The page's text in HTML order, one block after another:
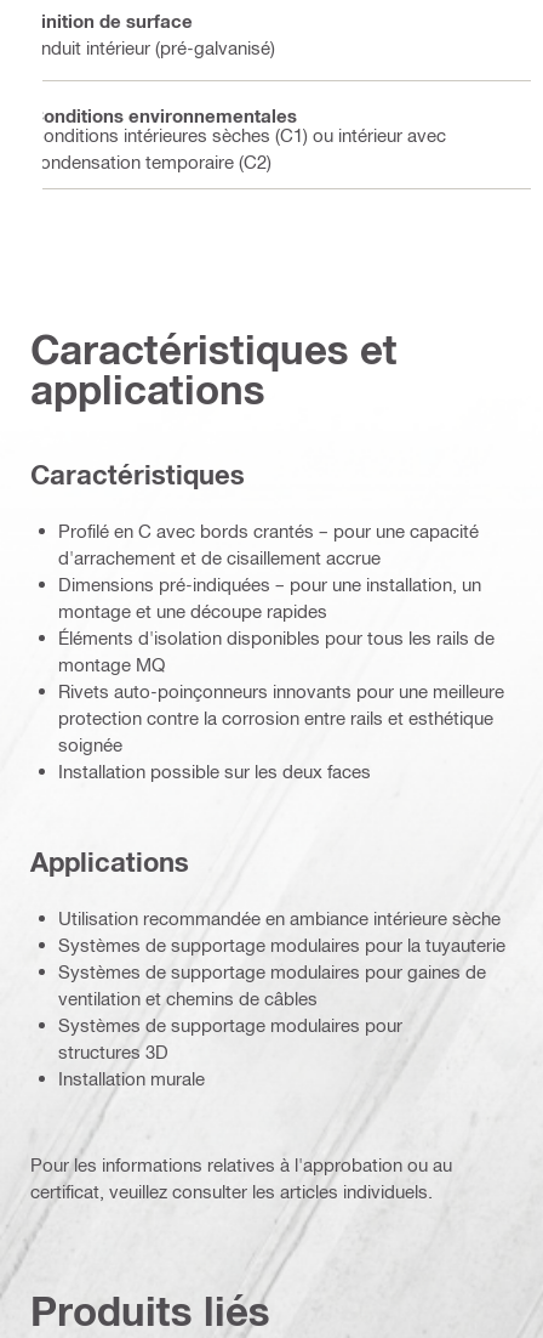
Finition de surface
Enduit intérieur (pré-galvanisé)
Conditions environnementales
Conditions intérieures sèches (C1) ou intérieur avec
condensation temporaire (C2)
Caractéristiques et
applications
Caractéristiques
Profilé en C avec bords crantés – pour une capacité
d'arrachement et de cisaillement accrue
Dimensions pré-indiquées – pour une installation, un
montage et une découpe rapides
Éléments d'isolation disponibles pour tous les rails de
montage MQ
Rivets auto-poinçonneurs innovants pour une meilleure
protection contre la corrosion entre rails et esthétique
soignée
Installation possible sur les deux faces
Applications
Utilisation recommandée en ambiance intérieure sèche
Systèmes de supportage modulaires pour la tuyauterie
Systèmes de supportage modulaires pour gaines de
ventilation et chemins de câbles
Systèmes de supportage modulaires pour
structures 3D
Installation murale
Pour les informations relatives à l'approbation ou au
certificat, veuillez consulter les articles individuels.
Produits liés